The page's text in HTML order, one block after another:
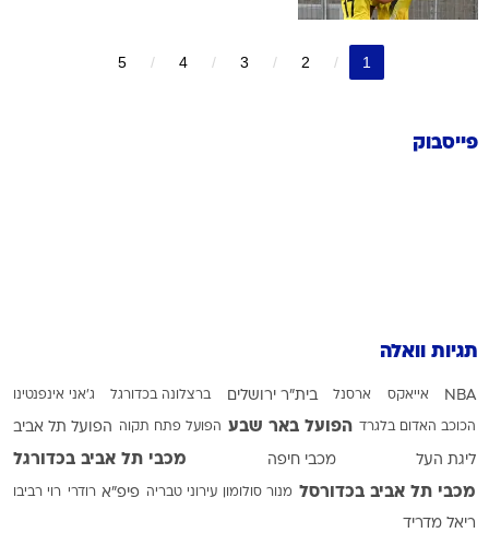
1
2
3
4
5
פייסבוק
תגיות וואלה
NBA אייאקס ארסנל בית"ר ירושלים ברצלונה בכדורגל ג'אני אינפנטינו
הכוכב האדום בלגרד הפועל באר שבע הפועל פתח תקוה הפועל תל אביב
ליגת העל מכבי חיפה
מכבי תל אביב בכדורגל
מכבי תל אביב בכדורסל מנור סולומון עירוני טבריה פיפ"א רודרי רוי רביבו
ריאל מדריד